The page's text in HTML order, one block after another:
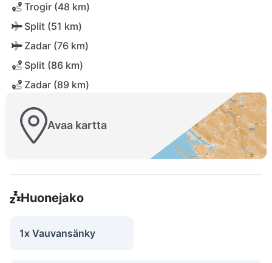
Trogir (48 km)
Split (51 km)
Zadar (76 km)
Split (86 km)
Zadar (89 km)
Avaa kartta
Huonejako
1x Vauvansänky